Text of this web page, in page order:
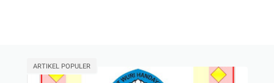
ARTIKEL POPULER